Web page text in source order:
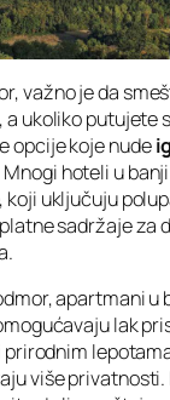
važno je da
ukoliko putujete
opcije koje nude
Mnogi hoteli u
uključuju
sadržaje za
apartmani u
lak
prirodnim
više privatnosti.